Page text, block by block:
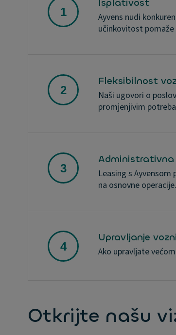
Isplativost
Ayvens nudi
učinkovitost
Fleksibilnost
Naši ugovori o
promjenjivim
Leasing s
na osnovne
Upravljanje
Ako upravljate
Otkrijte našu